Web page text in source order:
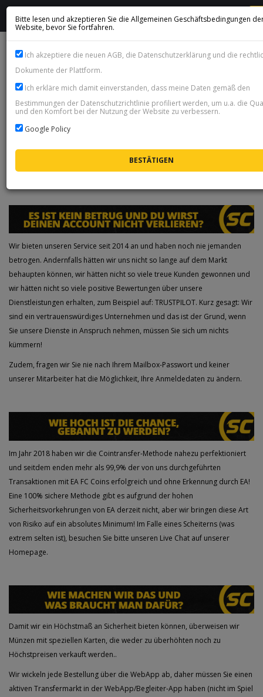
COMFORT TRADE (NEU, DIE SICHERSTE METHODE) - WIE
FUNKTIONIERT DAS?
Da Sie auf diesen Artikel geklickt haben, sind Sie wahrscheinlich scharf
darauf, EA FC-Münzen zu kaufen, aber gleichzeitig machen Sie sich
vielleicht Sorgen, ob diese Art von Kauf sicher ist und Ihnen nicht verboten
In diesem Fall lesen Sie den Inhalt unten bis zum Ende, und Sie werden
alles darüber erfahren.
Wir bieten unseren Service seit 2014 an und haben noch nie jemanden
betrogen. Andernfalls hätten wir uns nicht so lange auf dem Markt
behaupten können, wir hätten nicht so viele treue Kunden gewonnen und
wir hätten nicht so viele positive Bewertungen über unsere
Dienstleistungen erhalten, zum Beispiel auf: TRUSTPILOT. Kurz gesagt: Wir
sind ein vertrauenswürdiges Unternehmen und das ist der Grund, wenn
Sie unsere Dienste in Anspruch nehmen, müssen Sie sich um nichts
kümmern!
Zudem, fragen wir Sie nie nach Ihrem Mailbox-Passwort und keiner
unserer Mitarbeiter hat die Möglichkeit, Ihre Anmeldedaten zu ändern.
Im Jahr 2018 haben wir die Cointransfer-Methode nahezu perfektioniert
und seitdem enden mehr als 99,9% der von uns durchgeführten
Transaktionen mit EA FC Coins erfolgreich und ohne Erkennung durch EA!
Eine 100% sichere Methode gibt es aufgrund der hohen
Sicherheitsvorkehrungen von EA derzeit nicht, aber wir bringen diese Art
von Risiko auf ein absolutes Minimum! Im Falle eines Scheiterns (was
extrem selten ist), besuchen Sie bitte unseren Live Chat auf unserer
Homepage.
Damit wir ein Höchstmaß an Sicherheit bieten können, überweisen wir
Münzen mit speziellen Karten, die weder zu überhöhten noch zu
Höchstpreisen verkauft werden..
Wir wickeln jede Bestellung über die WebApp ab, daher müssen Sie einen
aktiven Transfermarkt in der WebApp/Begleiter-App haben (nicht im Spiel
Bitte lesen und akzeptieren Sie die Allgemeinen Geschäftsbedingungen
Website, bevor Sie fortfahren.
Ich akzeptiere die neuen AGB, die Datenschutzerklärung und die
Dokumente der Plattform.
Ich erkläre mich damit einverstanden, dass meine Daten gemäß den
Bestimmungen der Datenschutzrichtlinie profiliert werden, um u.a. die
und den Komfort bei der Nutzung der Website zu verbessern.
Google Policy